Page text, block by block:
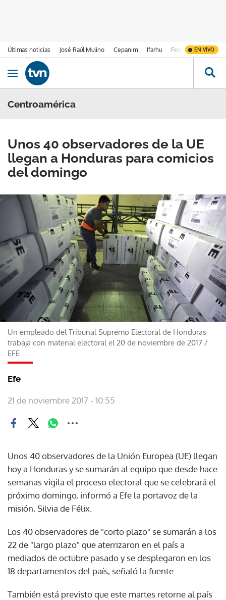
Últimas noticias José Raúl Mulino Cepanim Ifarhu Fenómeno de El
EN VIVO
Ir al contenido
Obrir navegació
Centroamérica
Unos 40 observadores de la UE
llegan a Honduras para comicios
del domingo
Un empleado del Tribunal Supremo Electoral de Honduras
trabaja con material electoral el 20 de noviembre de 2017 /
EFE
Efe
21 de noviembre 2017 - 10:55
Unos 40 observadores de la Unión Europea (UE) llegan
hoy a Honduras y se sumarán al equipo que desde hace
semanas vigila el proceso electoral que se celebrará el
próximo domingo, informó a Efe la portavoz de la
misión, Silvia de Félix.
Los 40 observadores de "corto plazo" se sumarán a los
22 de "largo plazo" que aterrizaron en el país a
mediados de octubre pasado y se desplegaron en los
18 departamentos del país, señaló la fuente.
También está previsto que este martes retorne al país